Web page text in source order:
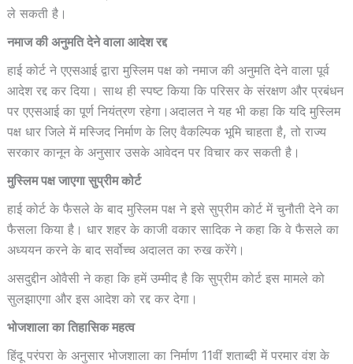
ले सकती है।
नमाज की अनुमति देने वाला आदेश रद्द
हाई कोर्ट ने एएसआई द्वारा मुस्लिम पक्ष को नमाज की अनुमति देने वाला पूर्व
आदेश रद्द कर दिया। साथ ही स्पष्ट किया कि परिसर के संरक्षण और प्रबंधन
पर एएसआई का पूर्ण नियंत्रण रहेगा।अदालत ने यह भी कहा कि यदि मुस्लिम
पक्ष धार जिले में मस्जिद निर्माण के लिए वैकल्पिक भूमि चाहता है, तो राज्य
सरकार कानून के अनुसार उसके आवेदन पर विचार कर सकती है।
मुस्लिम पक्ष जाएगा सुप्रीम कोर्ट
हाई कोर्ट के फैसले के बाद मुस्लिम पक्ष ने इसे सुप्रीम कोर्ट में चुनौती देने का
फैसला किया है। धार शहर के काजी वकार सादिक ने कहा कि वे फैसले का
अध्ययन करने के बाद सर्वोच्च अदालत का रुख करेंगे।
असदुद्दीन ओवैसी ने कहा कि हमें उम्मीद है कि सुप्रीम कोर्ट इस मामले को
सुलझाएगा और इस आदेश को रद्द कर देगा।
भोजशाला का तिहासिक महत्व
हिंदू परंपरा के अनुसार भोजशाला का निर्माण 11वीं शताब्दी में परमार वंश के